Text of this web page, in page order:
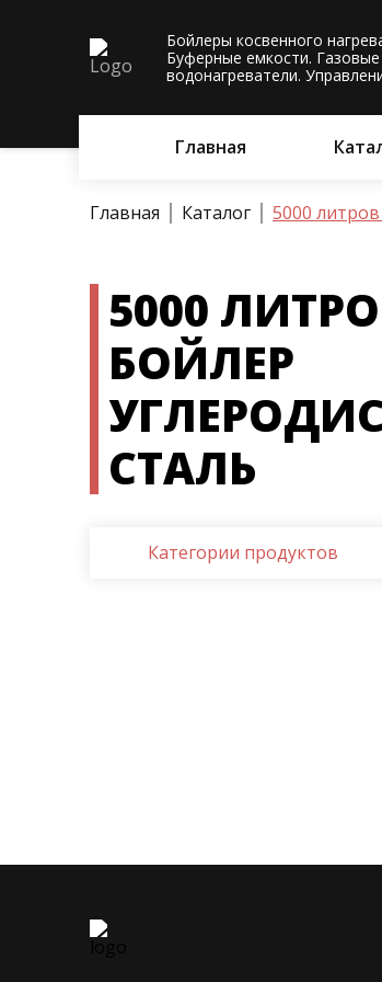
Бойлеры косвенного
Буферные емкости. Газовые
водонагреватели.
Главная
Главная Каталог 5000
5000
БОЙЛЕР
СТАЛЬ
Категории продуктов